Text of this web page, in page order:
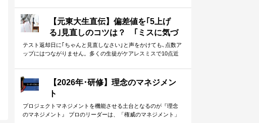
ーに提供したいリーダーのための研修です。
【元東大生直伝】偏差値を｢5上げ
る｣見直しのコツは？ ｢ミスに気づ
かない｣無意味な作業から脱却を…
カギは試験"前"
テスト返却日に｢ちゃんと見直しなさい｣と声をかけても､点数ア
ップにはつながりません。多くの生徒がケアレスミスで10点近
【2026年･研修】理念のマネジメン
ト
プロジェクトマネジメントを機能させる土台となるのが『理念
のマネジメント』 プロのリーダーは、「権威のマネジメント」